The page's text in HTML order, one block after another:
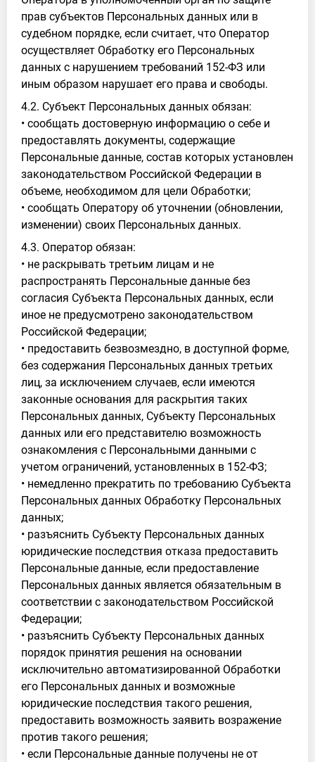
прав субъектов Персональных данных или в
судебном порядке, если считает, что Оператор
осуществляет Обработку его Персональных
данных с нарушением требований 152-ФЗ или
иным образом нарушает его права и свободы.
4.2. Субъект Персональных данных обязан:
• сообщать достоверную информацию о себе и
предоставлять документы, содержащие
Персональные данные, состав которых установлен
законодательством Российской Федерации в
объеме, необходимом для цели Обработки;
• сообщать Оператору об уточнении (обновлении,
изменении) своих Персональных данных.
4.3. Оператор обязан:
• не раскрывать третьим лицам и не
распространять Персональные данные без
согласия Субъекта Персональных данных, если
иное не предусмотрено законодательством
Российской Федерации;
• предоставить безвозмездно, в доступной форме,
без содержания Персональных данных третьих
лиц, за исключением случаев, если имеются
законные основания для раскрытия таких
Персональных данных, Субъекту Персональных
данных или его представителю возможность
ознакомления с Персональными данными с
учетом ограничений, установленных в 152-ФЗ;
• немедленно прекратить по требованию Субъекта
Персональных данных Обработку Персональных
данных;
• разъяснить Субъекту Персональных данных
юридические последствия отказа предоставить
Персональные данные, если предоставление
Персональных данных является обязательным в
соответствии с законодательством Российской
Федерации;
• разъяснить Субъекту Персональных данных
порядок принятия решения на основании
исключительно автоматизированной Обработки
его Персональных данных и возможные
юридические последствия такого решения,
предоставить возможность заявить возражение
против такого решения;
• если Персональные данные получены не от